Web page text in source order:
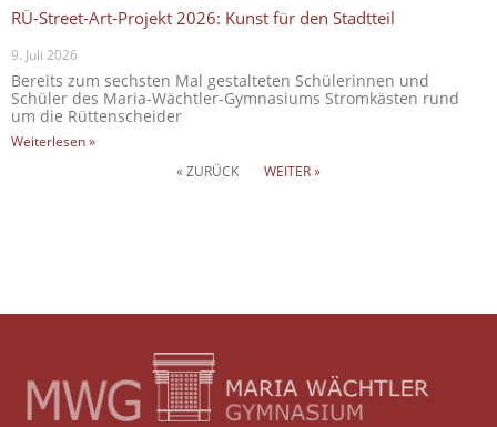
RÜ-Street-Art-Projekt 2026: Kunst für den Stadtteil
9. Juli 2026
Bereits zum sechsten Mal gestalteten Schülerinnen und
Schüler des Maria-Wächtler-Gymnasiums Stromkästen rund
um die Rüttenscheider
Weiterlesen »
« ZURÜCK
WEITER »